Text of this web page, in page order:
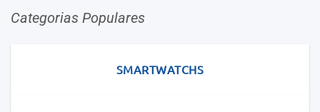
Categorias Populares
SMARTWATCHS